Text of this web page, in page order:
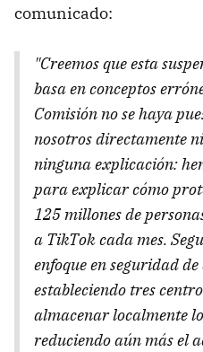
comunicado:
"Creemos que esta
basa en conceptos
Comisión no se haya
nosotros directamente
ninguna explicación:
para explicar cómo
125 millones de
a TikTok cada mes.
enfoque en seguridad
estableciendo tres
almacenar localmente
reduciendo aún más el